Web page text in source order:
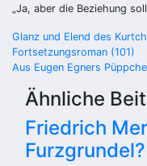
„Ja, aber die Beziehung
Glanz und Elend des
Fortsetzungsroman (101)
Aus Eugen Egners
Ähnliche
Friedrich
Furzgrundel?